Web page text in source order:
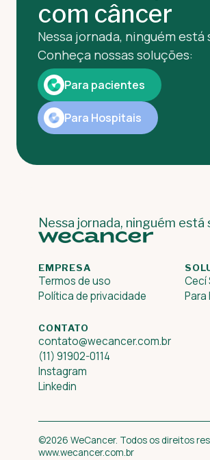
com câncer
Nessa jornada, ninguém está
Conheça nossas soluções:
Para pacientes
Para Hospitais
Nessa jornada, ninguém está
EMPRESA
Termos de uso
Política de privacidade
Cecí
CONTATO
contato@wecancer.com.br
(11) 91902-0114
Instagram
Linkedin
©2026 WeCancer. Todos os direitos
www.wecancer.com.br